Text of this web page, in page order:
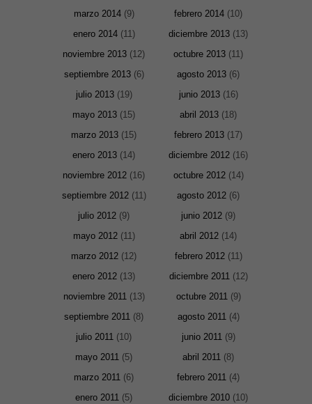
marzo 2014(9) febrero 2014 (10)
enero 2014(11) diciembre 2013 (13)
noviembre 2013 (12) octubre 2013 (11)
septiembre 2013(6) agosto 2013 (6)
julio 2013(19) junio 2013(16)
mayo 2013 (15) abril 2013 (18)
marzo 2013 (15) febrero 2013 (17)
enero 2013 (14) diciembre 2012 (16)
noviembre 2012 (16) octubre 2012(14)
septiembre 2012(11) agosto 2012 (6)
julio 2012 (9) junio 2012 (9)
mayo 2012(11) abril 2012 (14)
marzo 2012 (12) febrero 2012(11)
enero 2012 (13) diciembre 2011(12)
noviembre 2011(13) octubre 2011(9)
septiembre 2011 (8) agosto 2011(4)
julio 2011 (10) junio 2011(9)
mayo 2011 (5) abril 2011 (8)
marzo 2011 (6) febrero 2011 (4)
enero 2011 (5) diciembre 2010 (10)
posibilidad de
ver contenido y
ofertas